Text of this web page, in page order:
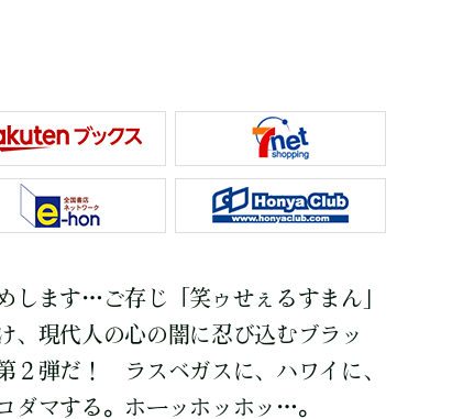
します…ご存じ「笑ゥせぇるすまん」
、現代人の心の闇に忍び込むブラッ
２弾だ！ ラスベガスに、ハワイに、
ダマする。ホーッホッホッ…。